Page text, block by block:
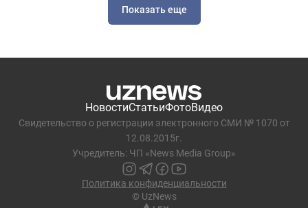
Показать еще
НовостиСтатьиФотоВидео
Свидетельство о регистрации электронного СМИ № 1070 от
12.08.2015г.
Учредитель: ЧП «News Media Group»
Политика конфиденциальности
© UzNews